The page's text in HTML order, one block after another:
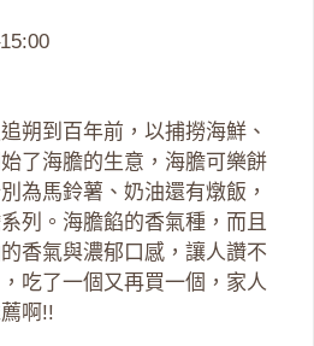
朔到百年前，以捕撈海鮮、
了海膽的生意，海膽可樂餅
為馬鈴薯、奶油還有燉飯，
列。海膽餡的香氣種，而且
香氣與濃郁口感，讓人讚不
吃了一個又再買一個，家人
啊!!